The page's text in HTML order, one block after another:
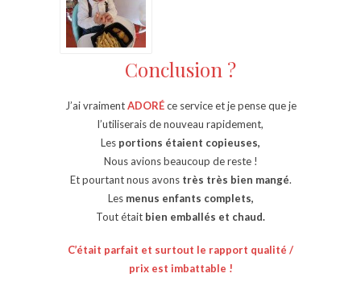
Conclusion ?
J’ai vraimentADORÉ ce service et je pense que je
l’utiliserais de nouveau rapidement,
Les portions étaient copieuses,
Nous avions beaucoup de reste !
Et pourtant nous avons très très bien mangé.
Les menus enfants complets,
Tout était bien emballés et chaud.
C’était parfait et surtout le rapport qualité /
prix est imbattable !